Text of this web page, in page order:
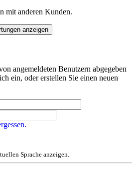
mit anderen Kunden.
anzeigen
angemeldeten Benutzern abgegeben
ein, oder erstellen Sie einen neuen
Sprache anzeigen.